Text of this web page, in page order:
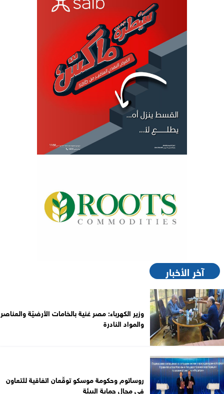
آخر الأخبار
وزير الكهرباء: مصر غنية بالخامات الأرضيّة والعناصر
والمواد النادرة
روساتوم وحكومة موسكو توقّعان اتفاقية للتعاون
في مجال حماية البيئة